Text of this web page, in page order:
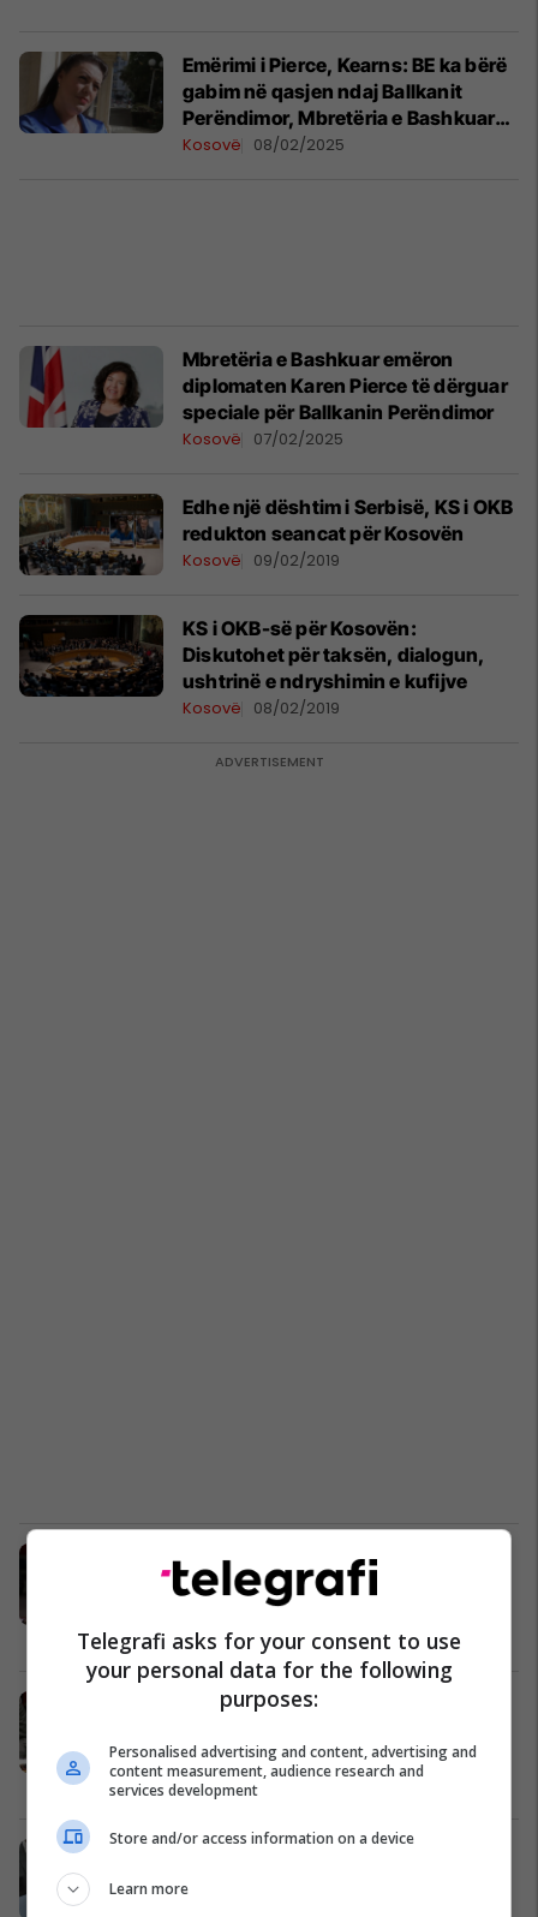
Emërimi i Pierce, Kearns: BE ka bërë
gabim në qasjen ndaj Ballkanit
Perëndimor, Mbretëria e Bashkuar
duhet të veprojë
Kosovë 08/02/2025
Mbretëria e Bashkuar emëron
diplomaten Karen Pierce të dërguar
speciale për Ballkanin Perëndimor
Kosovë 07/02/2025
Edhe një dështim i Serbisë, KS i OKB
redukton seancat për Kosovën
Kosovë 09/02/2019
KS i OKB-së për Kosovën:
Diskutohet për taksën, dialogun,
ushtrinë e ndryshimin e kufijve
Kosovë 08/02/2019
Ambasadorja britanike: Prishtina
dhe Beogradi të shfrytëzojnë
dialogun e ofruar nga BE
Kosovë 07/02/2019
Britania e Madhe mbështet
INTERPOL
Kosovë 14/11/2018
Telegrafi asks for your consent to use
your personal data for the following
purposes:
Personalised advertising and content, advertising and
content measurement, audience research and
services development
Store and/or access information on a device
Learn more